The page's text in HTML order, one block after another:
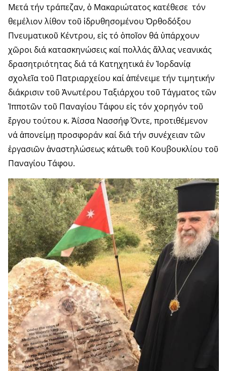
Μετά τήν τράπεζαν, ὁ Μακαριώτατος κατέθεσε τόν
θεμέλιον λίθον τοῦ ἱδρυθησομένου Ὀρθοδόξου
Πνευματικοῦ Κέντρου, εἰς τό ὁποῖον θά ὑπάρχουν
χῶροι διά κατασκηνώσεις καί πολλάς ἄλλας νεανικάς
δρασητριότητας διά τά Κατηχητικά ἐν Ἰορδανίᾳ
σχολεῖα τοῦ Πατριαρχείου καί ἀπένειμε τήν τιμητικήν
διάκρισιν τοῦ Ἀνωτέρου Ταξιάρχου τοῦ Τάγματος τῶν
Ἱπποτῶν τοῦ Παναγίου Τάφου εἰς τόν χορηγόν τοῦ
ἔργου τούτου κ. Ἀΐσσα Νασσήφ Όντε, προτιθέμενον
νά ἀπονείμῃ προσφοράν καί διά τήν συνέχειαν τῶν
ἐργασιῶν ἀναστηλώσεως κάτωθι τοῦ Κουβουκλίου τοῦ
Παναγίου Τάφου.